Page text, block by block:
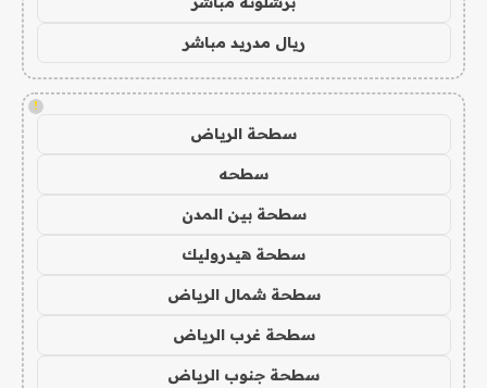
ريال مدريد مباشر
!
سطحة الرياض
سطحه
سطحة بين المدن
سطحة هيدروليك
سطحة شمال الرياض
سطحة غرب الرياض
سطحة جنوب الرياض